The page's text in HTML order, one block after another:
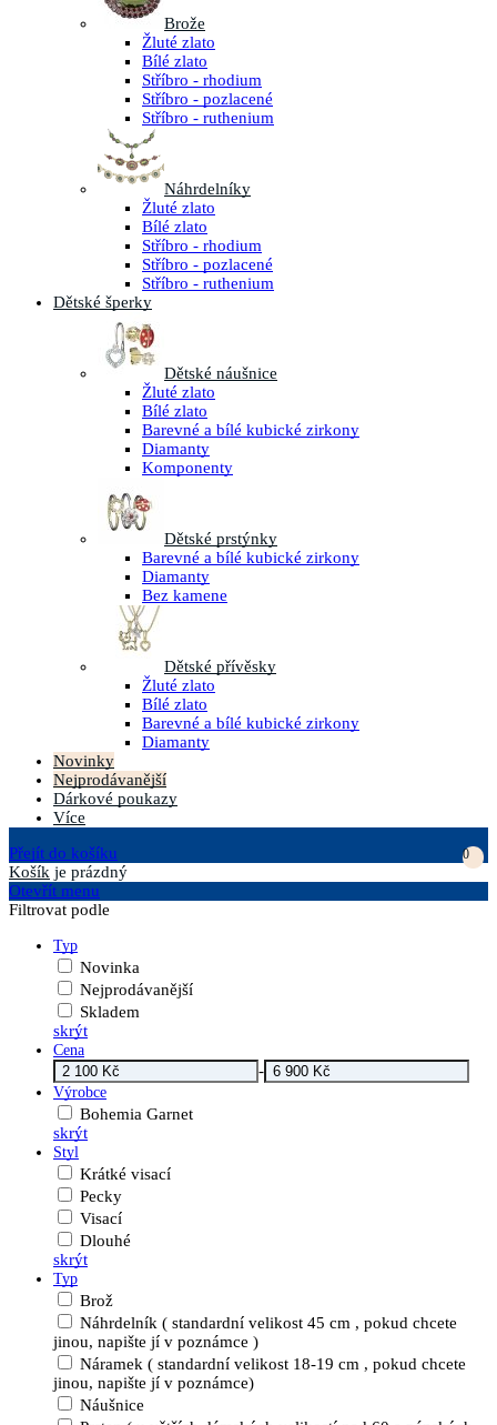
Brože
Žluté zlato
Bílé zlato
Stříbro - rhodium
Stříbro - pozlacené
Stříbro - ruthenium
Náhrdelníky
Žluté zlato
Bílé zlato
Stříbro - rhodium
Stříbro - pozlacené
Stříbro - ruthenium
Dětské šperky
Dětské náušnice
Žluté zlato
Bílé zlato
Barevné a bílé kubické zirkony
Diamanty
Komponenty
Dětské prstýnky
Barevné a bílé kubické zirkony
Diamanty
Bez kamene
Dětské přívěsky
Žluté zlato
Bílé zlato
Barevné a bílé kubické zirkony
Diamanty
Novinky
Nejprodávanější
Dárkové poukazy
Více
Přejít do košíku
0
Košík je prázdný
Otevřít menu
Filtrovat podle
Typ
Novinka
Nejprodávanější
Skladem
skrýt
Cena
-
Výrobce
Bohemia Garnet
skrýt
Styl
Krátké visací
Pecky
Visací
Dlouhé
skrýt
Typ
Brož
Náhrdelník ( standardní velikost 45 cm , pokud chcete
jinou, napište jí v poznámce )
Náramek ( standardní velikost 18-19 cm , pokud chcete
jinou, napište jí v poznámce)
Náušnice